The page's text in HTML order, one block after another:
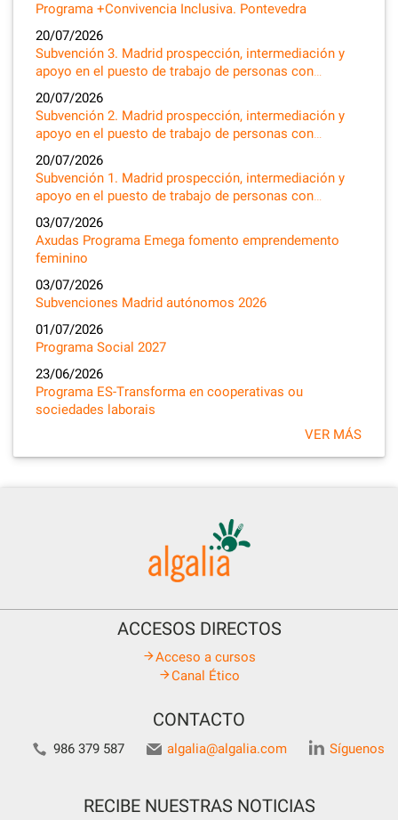
Programa +Convivencia Inclusiva. Pontevedra
20/07/2026
Subvención 3. Madrid prospección, intermediación y
apoyo en el puesto de trabajo de personas con…
20/07/2026
Subvención 2. Madrid prospección, intermediación y
apoyo en el puesto de trabajo de personas con…
20/07/2026
Subvención 1. Madrid prospección, intermediación y
apoyo en el puesto de trabajo de personas con…
03/07/2026
Axudas Programa Emega fomento emprendemento
feminino
03/07/2026
Subvenciones Madrid autónomos 2026
01/07/2026
Programa Social 2027
23/06/2026
Programa ES-Transforma en cooperativas ou
sociedades laborais
VER MÁS
ACCESOS DIRECTOS
Acceso a cursos
Canal Ético
CONTACTO
986 379 587 algalia@algalia.com Síguenos
RECIBE NUESTRAS NOTICIAS